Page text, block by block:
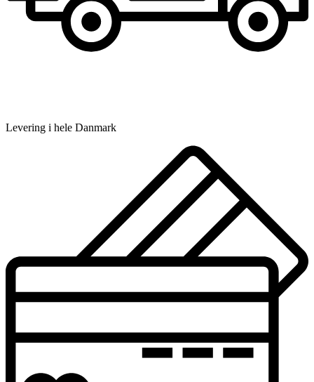
Levering i hele Danmark